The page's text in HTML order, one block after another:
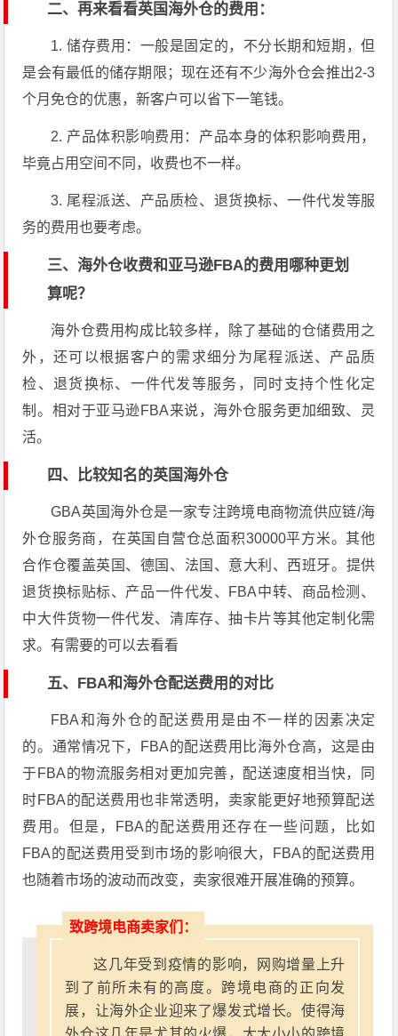
二、再来看看英国海外仓的费用：
1. 储存费用：一般是固定的，不分长期和短期，但
是会有最低的储存期限；现在还有不少海外仓会推出2-3
个月免仓的优惠，新客户可以省下一笔钱。
2. 产品体积影响费用：产品本身的体积影响费用，
毕竟占用空间不同，收费也不一样。
3. 尾程派送、产品质检、退货换标、一件代发等服
务的费用也要考虑。
三、海外仓收费和亚马逊FBA的费用哪种更划
算呢？
海外仓费用构成比较多样，除了基础的仓储费用之
外，还可以根据客户的需求细分为尾程派送、产品质
检、退货换标、一件代发等服务，同时支持个性化定
制。相对于亚马逊FBA来说，海外仓服务更加细致、灵
活。
四、比较知名的英国海外仓
GBA英国海外仓是一家专注跨境电商物流供应链/海
外仓服务商，在英国自营仓总面积30000平方米。其他
合作仓覆盖英国、德国、法国、意大利、西班牙。提供
退货换标贴标、产品一件代发、FBA中转、商品检测、
中大件货物一件代发、清库存、抽卡片等其他定制化需
求。有需要的可以去看看
五、FBA和海外仓配送费用的对比
FBA和海外仓的配送费用是由不一样的因素决定
的。通常情况下，FBA的配送费用比海外仓高，这是由
于FBA的物流服务相对更加完善，配送速度相当快，同
时FBA的配送费用也非常透明，卖家能更好地预算配送
费用。但是，FBA的配送费用还存在一些问题，比如
FBA的配送费用受到市场的影响很大，FBA的配送费用
也随着市场的波动而改变，卖家很难开展准确的预算。
致跨境电商卖家们：
这几年受到疫情的影响，网购增量上升
到了前所未有的高度。跨境电商的正向发
展，让海外企业迎来了爆发式增长。使得海